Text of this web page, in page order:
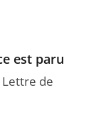
est paru
Lettre de